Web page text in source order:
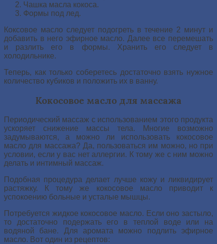
Чашка масла кокоса.
Формы под лед.
Коксовое масло следует подогреть в течение 2 минут и
добавить в него эфирное масло. Далее все перемешать
и разлить его в формы. Хранить его следует в
холодильнике.
Теперь, как только соберетесь достаточно взять нужное
количество кубиков и положить их в ванну.
Кокосовое масло для массажа
Периодический массаж с использованием этого продукта
ускоряет снижение массы тела. Многие возможно
задумываются, а можно ли использовать кокосовое
масло для массажа? Да, пользоваться им можно, но при
условии, если у вас нет аллергии. К тому же с ним можно
делать и интимный массаж.
Подобная процедура делает лучше кожу и ликвидирует
растяжку. К тому же кокосовое масло приводит к
успокоению больные и усталые мышцы.
Потребуется жидкое кокосовое масло. Если оно застыло,
то достаточно подержать его в теплой воде или на
водяной бане. Для аромата можно подлить эфирное
масло. Вот один из рецептов: